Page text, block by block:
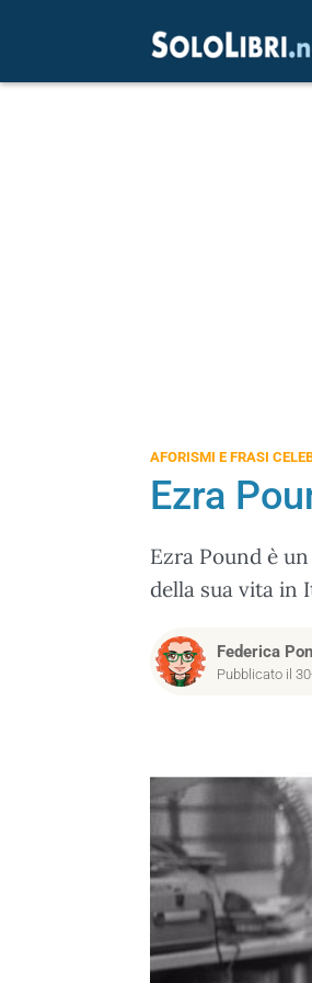
AFORISMI E FRASI
Ezra
Ezra Pound è
della sua vita in
Federica
Pubblicato il